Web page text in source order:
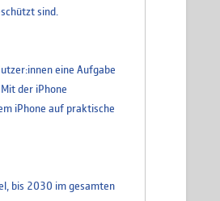
sind.
eine Aufgabe
der iPhone
iPhone auf praktische
bis 2030 im gesamten